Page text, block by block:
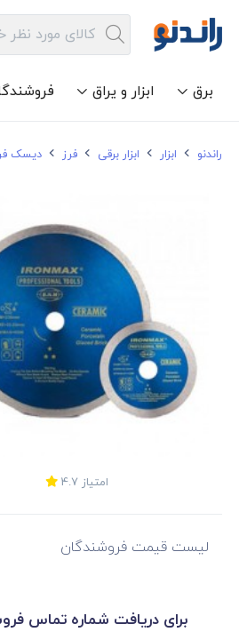
برق ابزار و یراق
راندنو ابزار ابزار برقی فرز دیسک
امتیاز 4.7
لیست قیمت فروشندگان
برای دریافت شماره تماس